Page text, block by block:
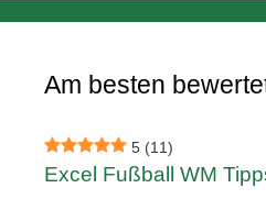
Am besten
5 (11)
Excel Fußball WM